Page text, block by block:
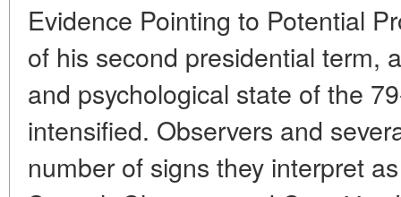
Evidence Pointing to Potential
of his second presidential term,
and psychological state of the
intensified. Observers and
number of signs they interpret